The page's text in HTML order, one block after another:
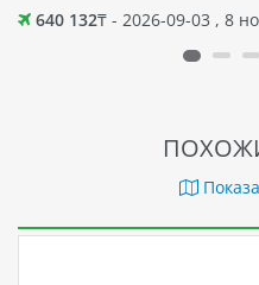
640 132₸ - 2026-09-03 , 8